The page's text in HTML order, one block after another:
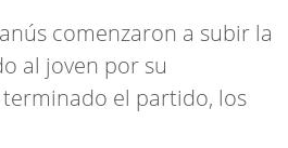
comenzaron a subir la
al joven por su
el partido, los